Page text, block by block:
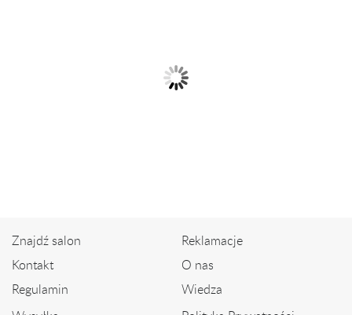
Znajdź salon
Kontakt
Regulamin
Reklamacje
O nas
Wiedza